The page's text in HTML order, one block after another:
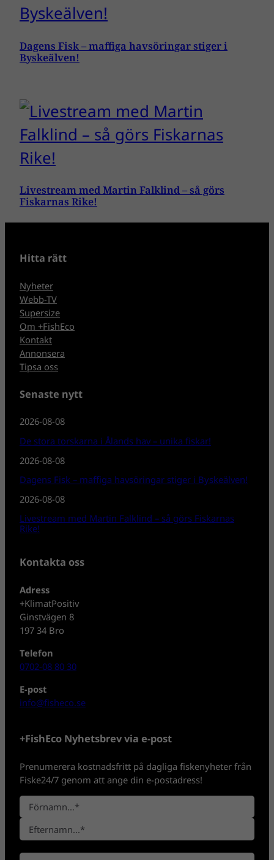
Dagens Fisk – maffiga havsöringar stiger i
Byskeälven!
Livestream med Martin Falklind – så görs
Fiskarnas Rike!
Hitta rätt
Nyheter
Webb-TV
Supersize
Om +FishEco
Kontakt
Annonsera
Tipsa oss
Senaste nytt
2026-08-08
De stora torskarna i Ålands hav – unika fiskar!
2026-08-08
Dagens Fisk – maffiga havsöringar stiger i Byskeälven!
2026-08-08
Livestream med Martin Falklind – så görs Fiskarnas
Rike!
Kontakta oss
Adress
+KlimatPositiv
Ginstvägen 8
197 34 Bro
Telefon
0702-08 80 30
E-post
info@fisheco.se
+FishEco Nyhetsbrev via e-post
Prenumerera kostnadsfritt på dagliga fiskenyheter från
Fiske24/7 genom att ange din e-postadress!
N
a
n
*
F
ö
r